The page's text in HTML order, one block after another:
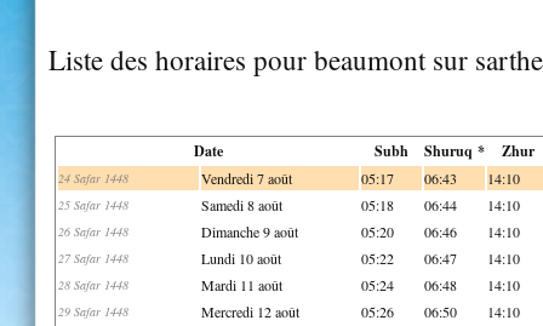
Liste des horaires pour beaumont sur sarthe
Date Subh Shuruq * Zhur
24 Safar 1448 Vendredi 7 août 05:17 06:43 14:10
25 Safar 1448 Samedi 8 août 05:18 06:44 14:10
26 Safar 1448 Dimanche 9 août 05:20 06:46 14:10
27 Safar 1448 Lundi 10 août 05:22 06:47 14:10
28 Safar 1448 Mardi 11 août 05:24 06:48 14:10
29 Safar 1448 Mercredi 12 août 05:26 06:50 14:10